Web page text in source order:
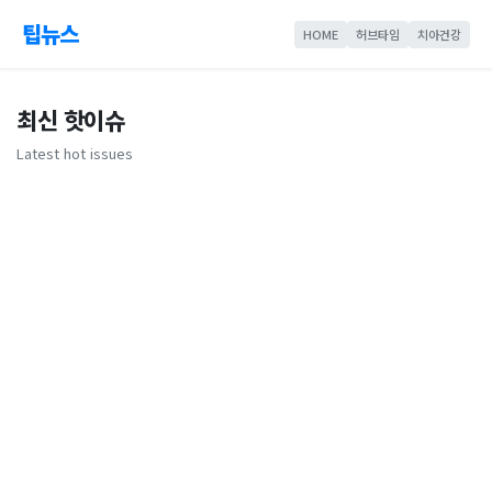
팁뉴스 HOME 허브타임 치아건강
최신 핫이슈
Latest hot issues